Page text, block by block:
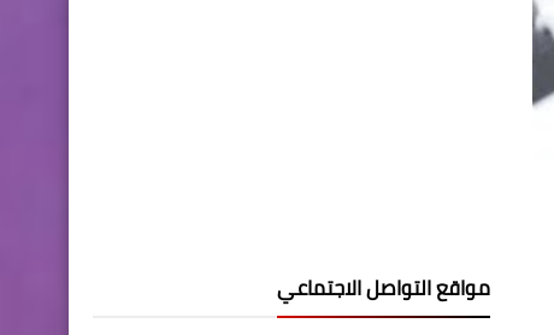
مواقع التواصل الاجتماعي